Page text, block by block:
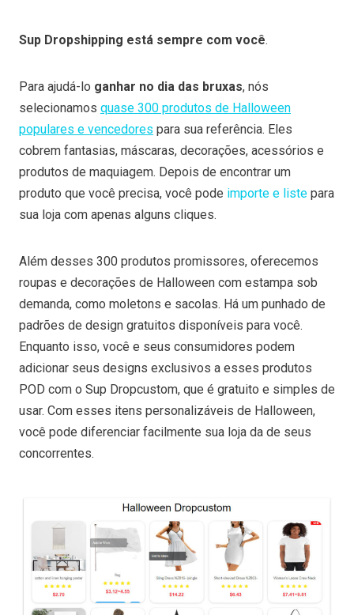
Sup Dropshipping está sempre com você.
Para ajudá-lo ganhar no dia das bruxas, nós
selecionamos quase 300 produtos de Halloween
populares e vencedores para sua referência. Eles
cobrem fantasias, máscaras, decorações, acessórios e
produtos de maquiagem. Depois de encontrar um
produto que você precisa, você pode importe e liste para
sua loja com apenas alguns cliques.
Além desses 300 produtos promissores, oferecemos
roupas e decorações de Halloween com estampa sob
demanda, como moletons e sacolas. Há um punhado de
padrões de design gratuitos disponíveis para você.
Enquanto isso, você e seus consumidores podem
adicionar seus designs exclusivos a esses produtos
POD com o Sup Dropcustom, que é gratuito e simples de
usar. Com esses itens personalizáveis de Halloween,
você pode diferenciar facilmente sua loja da de seus
concorrentes.